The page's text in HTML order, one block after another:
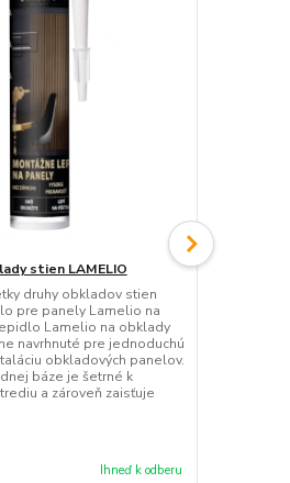
stien LAMELIO
druhy obkladov stien
pre panely Lamelio na
Lamelio na obklady
navrhnuté pre jednoduchú
obkladových panelov.
báze je šetrné k
a zároveň zaisťuje
Ihneď k odberu